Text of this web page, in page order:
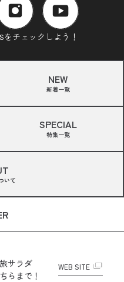
チェックしよう！
NEW
新着一覧
SPECIAL
特集一覧
いて
サラダ
らまで！
WEB SITE